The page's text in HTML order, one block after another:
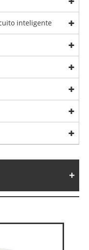
inteligente